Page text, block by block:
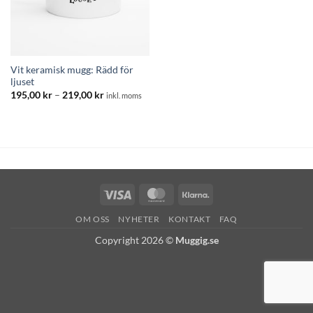
Vit keramisk mugg: Rädd för
ljuset
195,00 kr – 219,00 krPrisintervall:
inkl. moms
Visa MasterCard
OM OSS NYHETER KONTAKT FAQ
Copyright 2026 © Muggig.se